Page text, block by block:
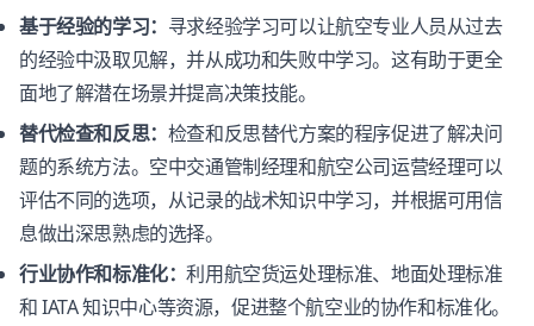
基于经验的学习： 寻求经验学习可以让航空专业人员从过去
的经验中汲取见解，并从成功和失败中学习。这有助于更全
面地了解潜在场景并提高决策技能。
替代检查和反思： 检查和反思替代方案的程序促进了解决问
题的系统方法。空中交通管制经理和航空公司运营经理可以
评估不同的选项，从记录的战术知识中学习，并根据可用信
息做出深思熟虑的选择。
行业协作和标准化：利用航空货运处理标准、地面处理标准
和 IATA 知识中心等资源，促进整个航空业的协作和标准化。